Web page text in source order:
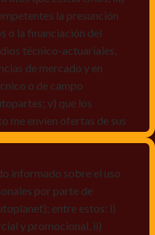
la presunción
o la financiación del
técnico-actuariales,
de mercado y en
o de campo
v) que los
me envíen ofertas de sus
de acuerdo a las
titulares de Datos
vi) reportes
informado sobre el uso
por parte de
entre estos: i)
y promocional, ii)